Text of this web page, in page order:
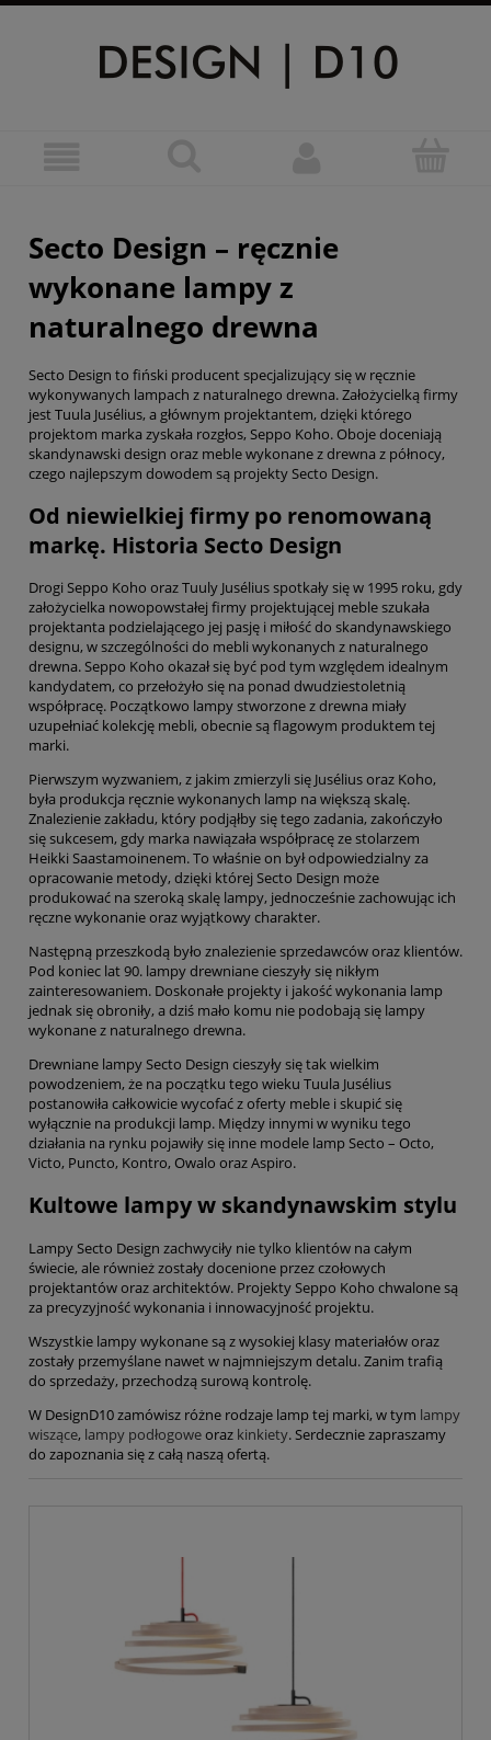
Secto Design – ręcznie
wykonane lampy z
naturalnego drewna
Secto Design to fiński producent specjalizujący się w ręcznie
wykonywanych lampach z naturalnego drewna. Założycielką firmy
jest Tuula Jusélius, a głównym projektantem, dzięki którego
projektom marka zyskała rozgłos, Seppo Koho. Oboje doceniają
skandynawski design oraz meble wykonane z drewna z północy,
czego najlepszym dowodem są projekty Secto Design.
Od niewielkiej firmy po renomowaną
markę. Historia Secto Design
Drogi Seppo Koho oraz Tuuly Jusélius spotkały się w 1995 roku, gdy
założycielka nowopowstałej firmy projektującej meble szukała
projektanta podzielającego jej pasję i miłość do skandynawskiego
designu, w szczególności do mebli wykonanych z naturalnego
drewna. Seppo Koho okazał się być pod tym względem idealnym
kandydatem, co przełożyło się na ponad dwudziestoletnią
współpracę. Początkowo lampy stworzone z drewna miały
uzupełniać kolekcję mebli, obecnie są flagowym produktem tej
marki.
Pierwszym wyzwaniem, z jakim zmierzyli się Jusélius oraz Koho,
była produkcja ręcznie wykonanych lamp na większą skalę.
Znalezienie zakładu, który podjąłby się tego zadania, zakończyło
się sukcesem, gdy marka nawiązała współpracę ze stolarzem
Heikki Saastamoinenem. To właśnie on był odpowiedzialny za
opracowanie metody, dzięki której Secto Design może
produkować na szeroką skalę lampy, jednocześnie zachowując ich
ręczne wykonanie oraz wyjątkowy charakter.
Następną przeszkodą było znalezienie sprzedawców oraz klientów.
Pod koniec lat 90. lampy drewniane cieszyły się nikłym
zainteresowaniem. Doskonałe projekty i jakość wykonania lamp
jednak się obroniły, a dziś mało komu nie podobają się lampy
wykonane z naturalnego drewna.
Drewniane lampy Secto Design cieszyły się tak wielkim
powodzeniem, że na początku tego wieku Tuula Jusélius
postanowiła całkowicie wycofać z oferty meble i skupić się
wyłącznie na produkcji lamp. Między innymi w wyniku tego
działania na rynku pojawiły się inne modele lamp Secto – Octo,
Victo, Puncto, Kontro, Owalo oraz Aspiro.
Kultowe lampy w skandynawskim stylu
Lampy Secto Design zachwyciły nie tylko klientów na całym
świecie, ale również zostały docenione przez czołowych
projektantów oraz architektów. Projekty Seppo Koho chwalone są
za precyzyjność wykonania i innowacyjność projektu.
Wszystkie lampy wykonane są z wysokiej klasy materiałów oraz
zostały przemyślane nawet w najmniejszym detalu. Zanim trafią
do sprzedaży, przechodzą surową kontrolę.
W DesignD10 zamówisz różne rodzaje lamp tej marki, w tym lampy
wiszące, lampy podłogoweoraz kinkiety. Serdecznie zapraszamy
do zapoznania się z całą naszą ofertą.